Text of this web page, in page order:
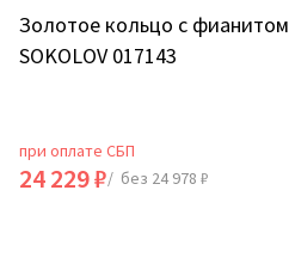
Золотое кольцо с фианитом
SOKOLOV 017143
при оплате СБП
24 229 ₽/ без 24 978 ₽